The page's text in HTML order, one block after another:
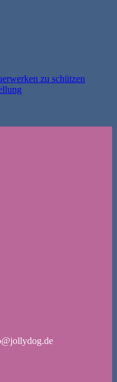
zu schützen